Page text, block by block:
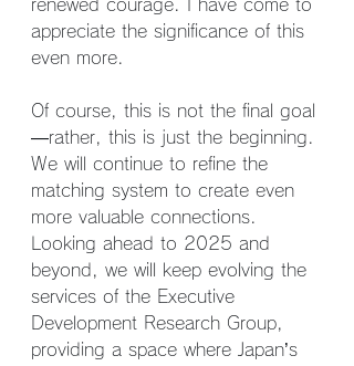
renewed courage. I have come to
appreciate the significance of this
even more.
Of course, this is not the final goal
—rather, this is just the beginning.
We will continue to refine the
matching system to create even
more valuable connections.
Looking ahead to 2025 and
beyond, we will keep evolving the
services of the Executive
Development Research Group,
providing a space where Japan’s